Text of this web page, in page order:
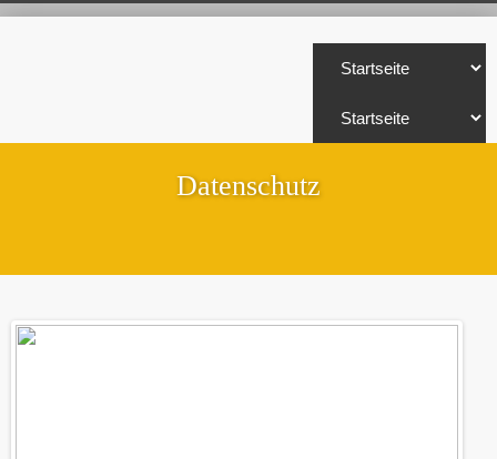
Datenschutz